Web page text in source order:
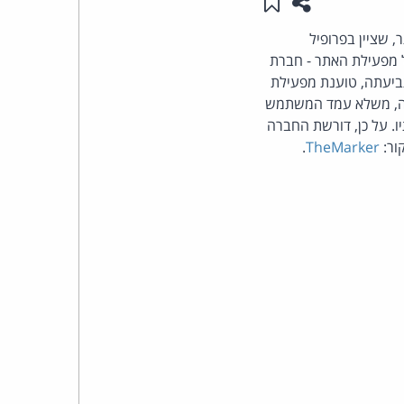
בפרופיל
להתלונן אצל מפעילת האתר - חברת
טוענת מפעילת
משלא עמד המשתמש
על כן, דורשת החברה
TheMarker
.